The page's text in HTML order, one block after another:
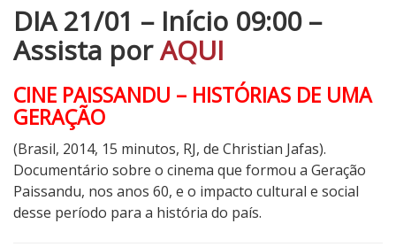
DIA 21/01 – Início 09:00 –
Assista porAQUI
CINE PAISSANDU – HISTÓRIAS DE UMA
GERAÇÃO
(Brasil, 2014, 15 minutos, RJ, de Christian Jafas).
Documentário sobre o cinema que formou a Geração
Paissandu, nos anos 60, e o impacto cultural e social
desse período para a história do país.